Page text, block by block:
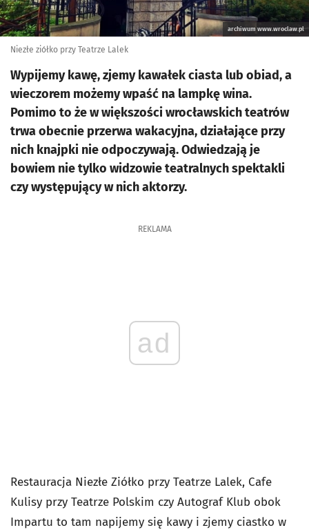
archiwum www.wroclaw.pl
Niezłe ziółko przy Teatrze Lalek
Wypijemy kawę, zjemy kawałek ciasta lub obiad, a
wieczorem możemy wpaść na lampkę wina.
Pomimo to że w większości wrocławskich teatrów
trwa obecnie przerwa wakacyjna, działające przy
nich knajpki nie odpoczywają. Odwiedzają je
bowiem nie tylko widzowie teatralnych spektakli
czy występujący w nich aktorzy.
REKLAMA
ad
Restauracja Niezłe Ziółko przy Teatrze Lalek, Cafe
Kulisy przy Teatrze Polskim czy Autograf Klub obok
Impartu to tam napijemy się kawy i zjemy ciastko w